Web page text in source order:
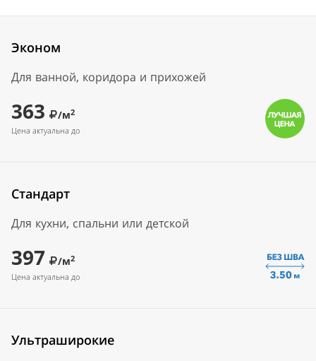
Эконом
Для ванной, коридора и прихожей
363 /м2
Цена актуальна до
Стандарт
Для кухни, спальни или детской
397 /м2
Цена актуальна до
Ультраширокие